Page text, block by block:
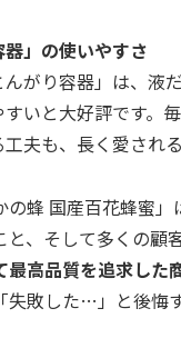
器」の使いやすさ
がり容器」は、液
いと大好評です。
夫も、長く愛され
の蜂 国産百花蜂蜜
と、そして多くの顧
最高品質を追求した
失敗した…」と後悔